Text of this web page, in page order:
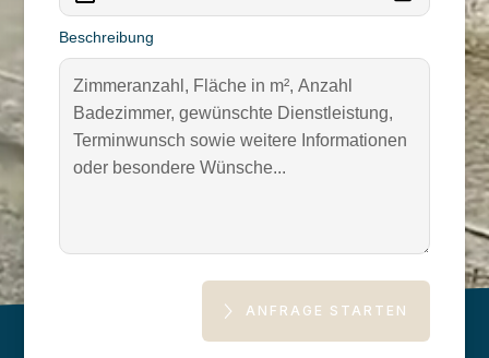
Beschreibung
ANFRAGE STARTEN